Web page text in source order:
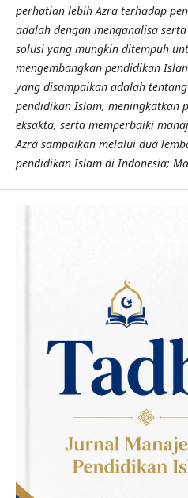
perhatian lebih Azra terhadap
adalah dengan menganalisa
solusi yang mungkin ditempuh
mengembangkan pendidikan
yang disampaikan adalah
pendidikan Islam, meningkatkan
eksakta, serta memperbaiki
Azra sampaikan melalui dua
pendidikan Islam di Indonesia;